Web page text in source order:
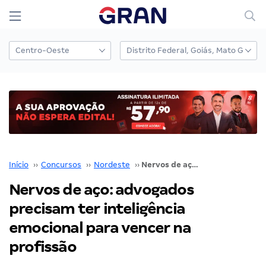
Início ›› Concursos ›› Nordeste ›› Nervos de aço: advogados precisam ter inteligência emocional para vencer na profissão
Nervos de aço: advogados
precisam ter inteligência
emocional para vencer na
profissão